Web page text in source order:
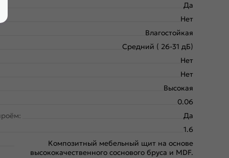
Да
Нет
Влагостойкая
Средний ( 26-31 дБ)
Нет
Нет
Высокая
0.06
Да
1.6
Композитный мебельный щит на основе
высококачественного соснового бруса и MDF.